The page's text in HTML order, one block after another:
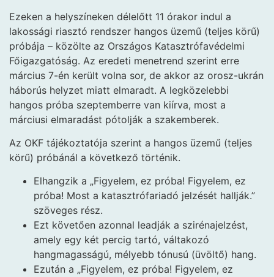
Ezeken a helyszíneken délelőtt 11 órakor indul a
lakossági riasztó rendszer hangos üzemű (teljes körű)
próbája – közölte az Országos Katasztrófavédelmi
Főigazgatóság. Az eredeti menetrend szerint erre
március 7-én került volna sor, de akkor az orosz-ukrán
háborús helyzet miatt elmaradt. A legközelebbi
hangos próba szeptemberre van kiírva, most a
márciusi elmaradást pótolják a szakemberek.
Az OKF tájékoztatója szerint a hangos üzemű (teljes
körű) próbánál a következő történik.
Elhangzik a „Figyelem, ez próba! Figyelem, ez
próba! Most a katasztrófariadó jelzését hallják.”
szöveges rész.
Ezt követően azonnal leadják a szirénajelzést,
amely egy két percig tartó, váltakozó
hangmagasságú, mélyebb tónusú (üvöltő) hang.
Ezután a „Figyelem, ez próba! Figyelem, ez